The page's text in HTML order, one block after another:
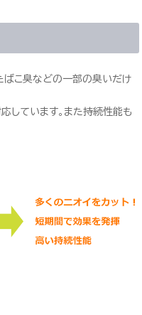
ばこ臭などの一部の臭いだけ
しています。また持続性能も